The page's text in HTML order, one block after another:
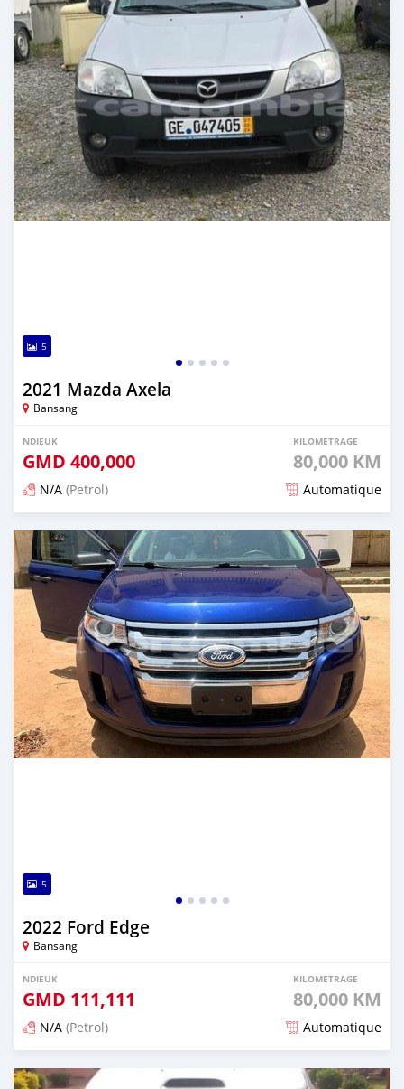
5
2021 Mazda Axela
Bansang
NDIEUK
GMD 400,000
KILOMETRAGE
80,000 KM
N/A (Petrol) Automatique
Dougal na niou ko depuis about 2 years
5
2022 Ford Edge
Bansang
NDIEUK
GMD 111,111
KILOMETRAGE
80,000 KM
N/A (Petrol) Automatique
Dougal na niou ko depuis about 2 years